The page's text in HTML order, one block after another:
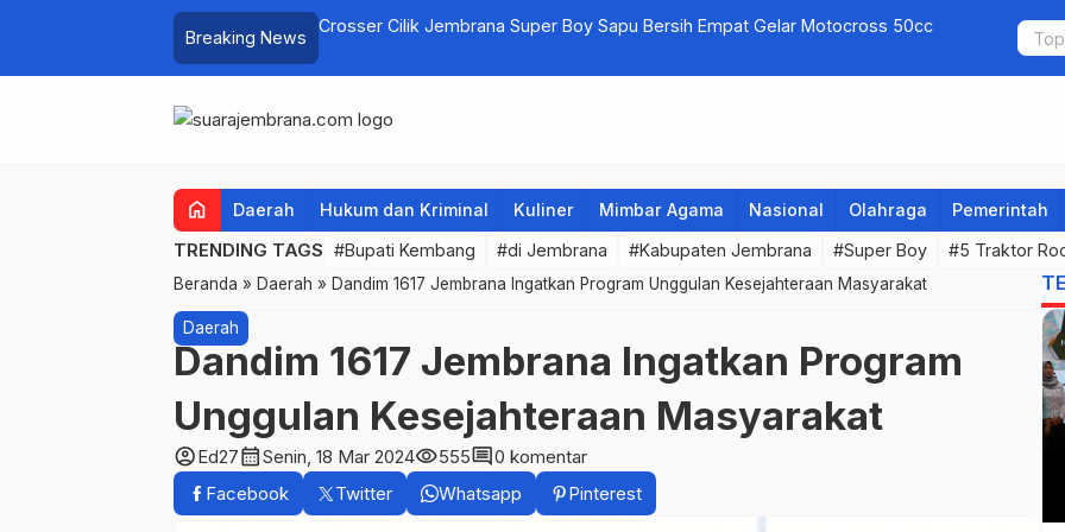
Breaking News
Crosser Cilik Jembrana Super Boy Sapu Bersih Empat Gelar Motocross 50cc Jembrana
home Daerah Hukum dan Kriminal Kuliner Mimbar Agama Nasional Olahraga Pemerintah
TRENDING TAGS #Bupati Kembang #di Jembrana #Kabupaten Jembrana #Super Boy #5 Traktor
Beranda » Daerah » Dandim 1617 Jembrana Ingatkan Program Unggulan Kesejahteraan Masyarakat
Daerah
Dandim 1617 Jembrana Ingatkan Program
Unggulan Kesejahteraan Masyarakat
account_circleEd27calendar_monthSenin, 18 Mar 2024visibility555comment0 komentar
Facebook
Twitter Whatsapp Pinterest